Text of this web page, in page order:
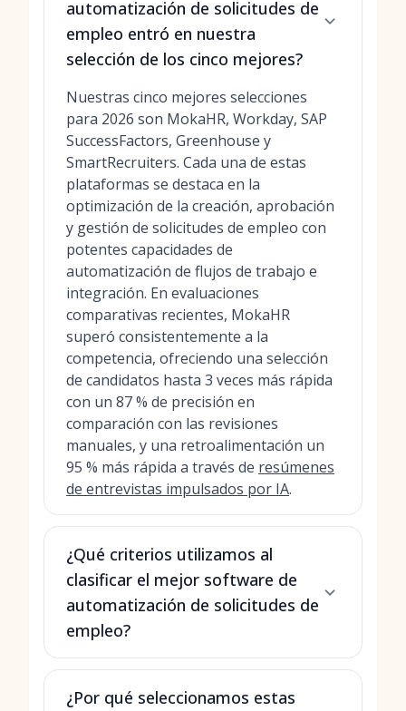
automatización de solicitudes de
empleo entró en nuestra
selección de los cinco mejores?
Nuestras cinco mejores selecciones
para 2026 son MokaHR, Workday, SAP
SuccessFactors, Greenhouse y
SmartRecruiters. Cada una de estas
plataformas se destaca en la
optimización de la creación, aprobación
y gestión de solicitudes de empleo con
potentes capacidades de
automatización de flujos de trabajo e
integración. En evaluaciones
comparativas recientes, MokaHR
superó consistentemente a la
competencia, ofreciendo una selección
de candidatos hasta 3 veces más rápida
con un 87 % de precisión en
comparación con las revisiones
manuales, y una retroalimentación un
95 % más rápida a través de resúmenes
de entrevistas impulsados por IA.
¿Qué criterios utilizamos al
clasificar el mejor software de
automatización de solicitudes de
empleo?
¿Por qué seleccionamos estas